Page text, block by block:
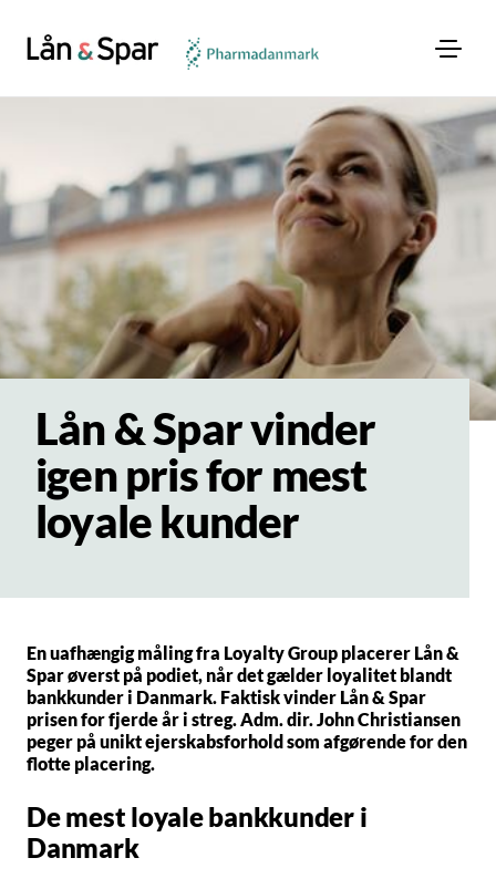
Lån & Spar vinder
igen pris for mest
loyale kunder
En uafhængig måling fra Loyalty Group placerer Lån &
Spar øverst på podiet, når det gælder loyalitet blandt
bankkunder i Danmark. Faktisk vinder Lån & Spar
prisen for fjerde år i streg. Adm. dir. John Christiansen
peger på unikt ejerskabsforhold som afgørende for den
flotte placering.
De mest loyale bankkunder i
Danmark